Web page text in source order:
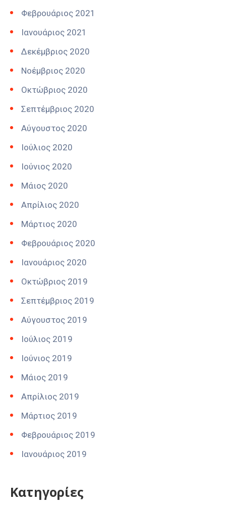
Φεβρουάριος 2021
Ιανουάριος 2021
Δεκέμβριος 2020
Νοέμβριος 2020
Οκτώβριος 2020
Σεπτέμβριος 2020
Αύγουστος 2020
Ιούλιος 2020
Ιούνιος 2020
Μάιος 2020
Απρίλιος 2020
Μάρτιος 2020
Φεβρουάριος 2020
Ιανουάριος 2020
Οκτώβριος 2019
Σεπτέμβριος 2019
Αύγουστος 2019
Ιούλιος 2019
Ιούνιος 2019
Μάιος 2019
Απρίλιος 2019
Μάρτιος 2019
Φεβρουάριος 2019
Ιανουάριος 2019
Kατηγορίες